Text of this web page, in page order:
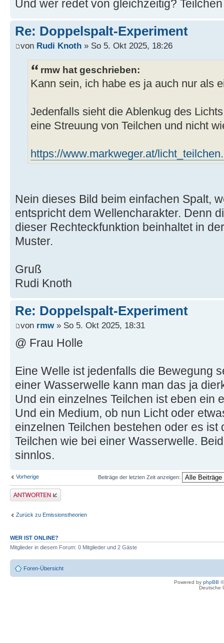
Und wer redet von gleichzeitig?
Re: Doppelspalt-Experiment
von Rudi Knoth » So 5. Okt 2025, 18:26
rmw hat geschrieben:
Kann sein, ich habe es ja auch nur als
Jedenfalls sieht die Ablenkug des
eine Streuung von Teilchen und nicht
https://www.markweger.at/
Nein dieses Bild beim einfachen Spalt,
entspricht dem Wellencharakter. Denn
dieser Rechteckfunktion beinhaltet in
Muster.
Gruß
Rudi Knoth
Re: Doppelspalt-Experiment
von rmw» So 5. Okt 2025, 18:31
@ Frau Holle
Eine Welle ist jedenfalls die Bewegung
einer Wasserwelle kann man das ja
Und ein einzelnes Teilchen ist eben ein
Und ein Medium, ob nun Licht oder
einzelnen Teilchen bestehen oder es ist
Teilchen wie bei einer Wasserwelle.
sinnlos.
Vorherige Beiträge der letzten Zeit anzeigen:
Antwort erstellen
Zurück zu Emissionstheorien
WER IST ONLINE?
Mitglieder in diesem Forum: 0 Mitglieder und 2 Gäste
Foren-Übersicht
Powered by phpBB
Deutsche